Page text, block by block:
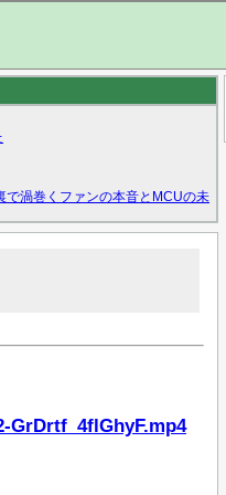
で渦巻くファンの本音とMCUの未
GrDrtf_4flGhyF.mp4